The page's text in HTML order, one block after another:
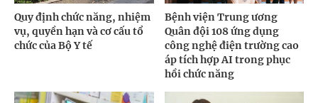
Quy định chức năng, nhiệm
vụ, quyền hạn và cơ cấu tổ
chức của Bộ Y tế
Bệnh viện Trung ương
Quân đội 108 ứng dụng
công nghệ điện trường cao
áp tích hợp AI trong phục
hồi chức năng